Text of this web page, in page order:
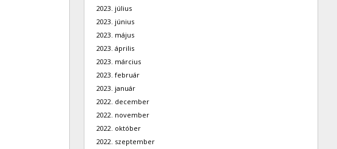
2023. július
2023. június
2023. május
2023. április
2023. március
2023. február
2023. január
2022. december
2022. november
2022. október
2022. szeptember